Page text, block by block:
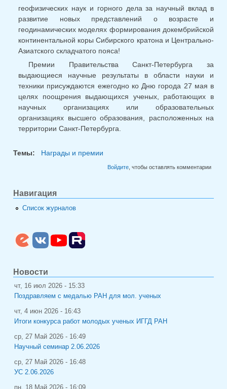
геофизических наук и горного дела за научный вклад в
развитие новых представлений о возрасте и
геодинамических моделях формирования докембрийской
континентальной коры Сибирского кратона и Центрально-
Азиатского складчатого пояса!
Премии Правительства Санкт-Петербурга за
выдающиеся научные результаты в области науки и
техники присуждаются ежегодно ко Дню города 27 мая в
целях поощрения выдающихся ученых, работающих в
научных организациях или образовательных
организациях высшего образования, расположенных на
территории Санкт-Петербурга.
Темы: Награды и премии
Войдите, чтобы оставлять комментарии
Навигация
Список журналов
Новости
чт, 16 июл 2026 - 15:33
Поздравляем с медалью РАН для мол. ученых
чт, 4 июн 2026 - 16:43
Итоги конкурса работ молодых ученых ИГГД РАН
ср, 27 Май 2026 - 16:49
Научный семинар 2.06.2026
ср, 27 Май 2026 - 16:48
УС 2.06.2026